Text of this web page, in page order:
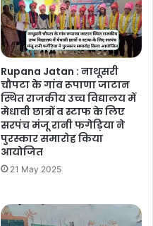
Rupana Jatan : नाथूसरी
चौपटा के गांव रूपाणा जाटान
स्थित राजकीय उच्च विद्यालय में
मेधावी छात्रों व स्टाफ के लिए
सरपंच मंजू रानी फगेड़िया ने
पुरस्कार समारोह किया
आयोजित
21 May 2025